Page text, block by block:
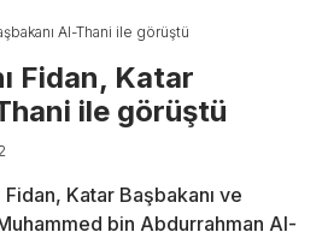
Al-Thani ile görüştü
Fidan, Katar
ile görüştü
Fidan, Katar Başbakanı ve
bin Abdurrahman Al-